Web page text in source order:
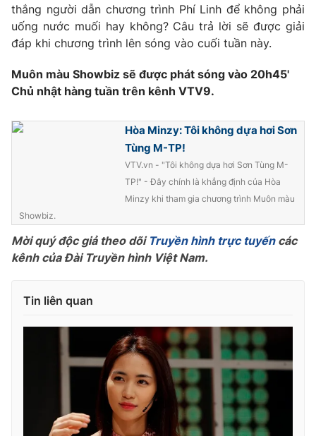
VTV4 Vươn mình bằng AI
VTV9 VTV8
Theo dõi báo trên
Cơ quan chủ quản:
Giấy phép hoạt động báo in và báo điện tử số 483/GP-BTTTT
cấp ngày 29/12/2023
Tổng Biên tập:Vũ Thanh Thủy
Nguyễn Thị Mỹ Hạnh, Phạm Quốc Thắng,
Tổng đài VTV:024.38 355 931 - 024.38 355 932
thắng người dẫn chương trình Phí Linh để không phải
uống nước muối hay không? Câu trả lời sẽ được giải
đáp khi chương trình lên sóng vào cuối tuần này.
Muôn màu Showbiz sẽ được phát sóng vào 20h45'
Chủ nhật hàng tuần trên kênh VTV9.
Hòa Minzy: Tôi không dựa hơi Sơn
Tùng M-TP!
VTV.vn - "Tôi không dựa hơi Sơn Tùng M-
TP!" - Đây chính là khẳng định của Hòa
Minzy khi tham gia chương trình Muôn màu
Showbiz.
Mời quý độc giả theo dõi Truyền hình trực tuyếncác
kênh của Đài Truyền hình Việt Nam.
Tin liên quan